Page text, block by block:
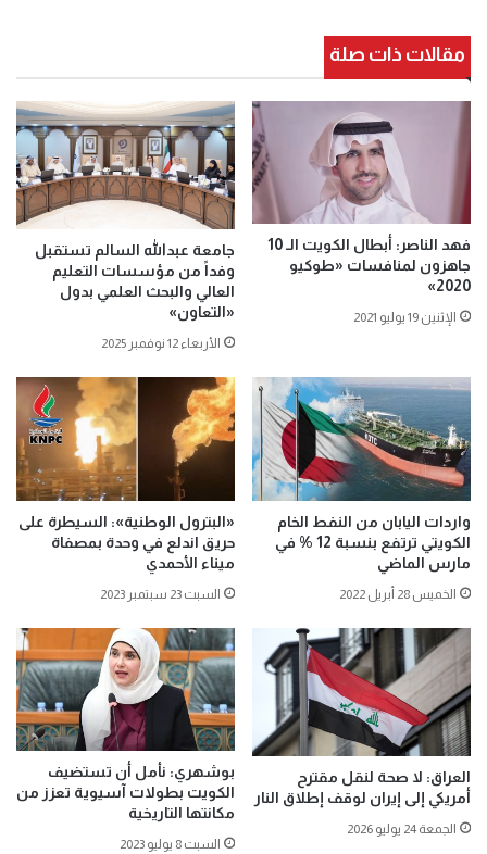
مقالات ذات صلة
فهد الناصر: أبطال الكويت الـ 10
جاهزون لمنافسات «طوكيو
2020»
الإثنين 19 يوليو 2021
جامعة عبدالله السالم تستقبل
وفداً من مؤسسات التعليم
العالي والبحث العلمي بدول
«التعاون»
الأربعاء 12 نوفمبر 2025
واردات اليابان من النفط الخام
الكويتي ترتفع بنسبة 12 % في
مارس الماضي
الخميس 28 أبريل 2022
«البترول الوطنية»: السيطرة على
حريق اندلع في وحدة بمصفاة
ميناء الأحمدي
السبت 23 سبتمبر 2023
العراق: لا صحة لنقل مقترح
أمريكي إلى إيران لوقف إطلاق النار
الجمعة 24 يوليو 2026
بوشهري: نأمل أن تستضيف
الكويت بطولات آسيوية تعزز من
مكانتها التاريخية
السبت 8 يوليو 2023